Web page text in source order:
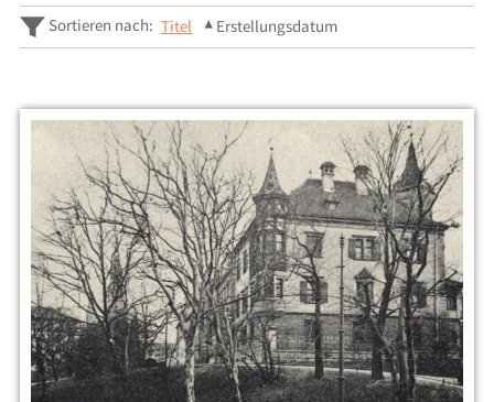
Sortieren nach: Titel Erstellungsdatum